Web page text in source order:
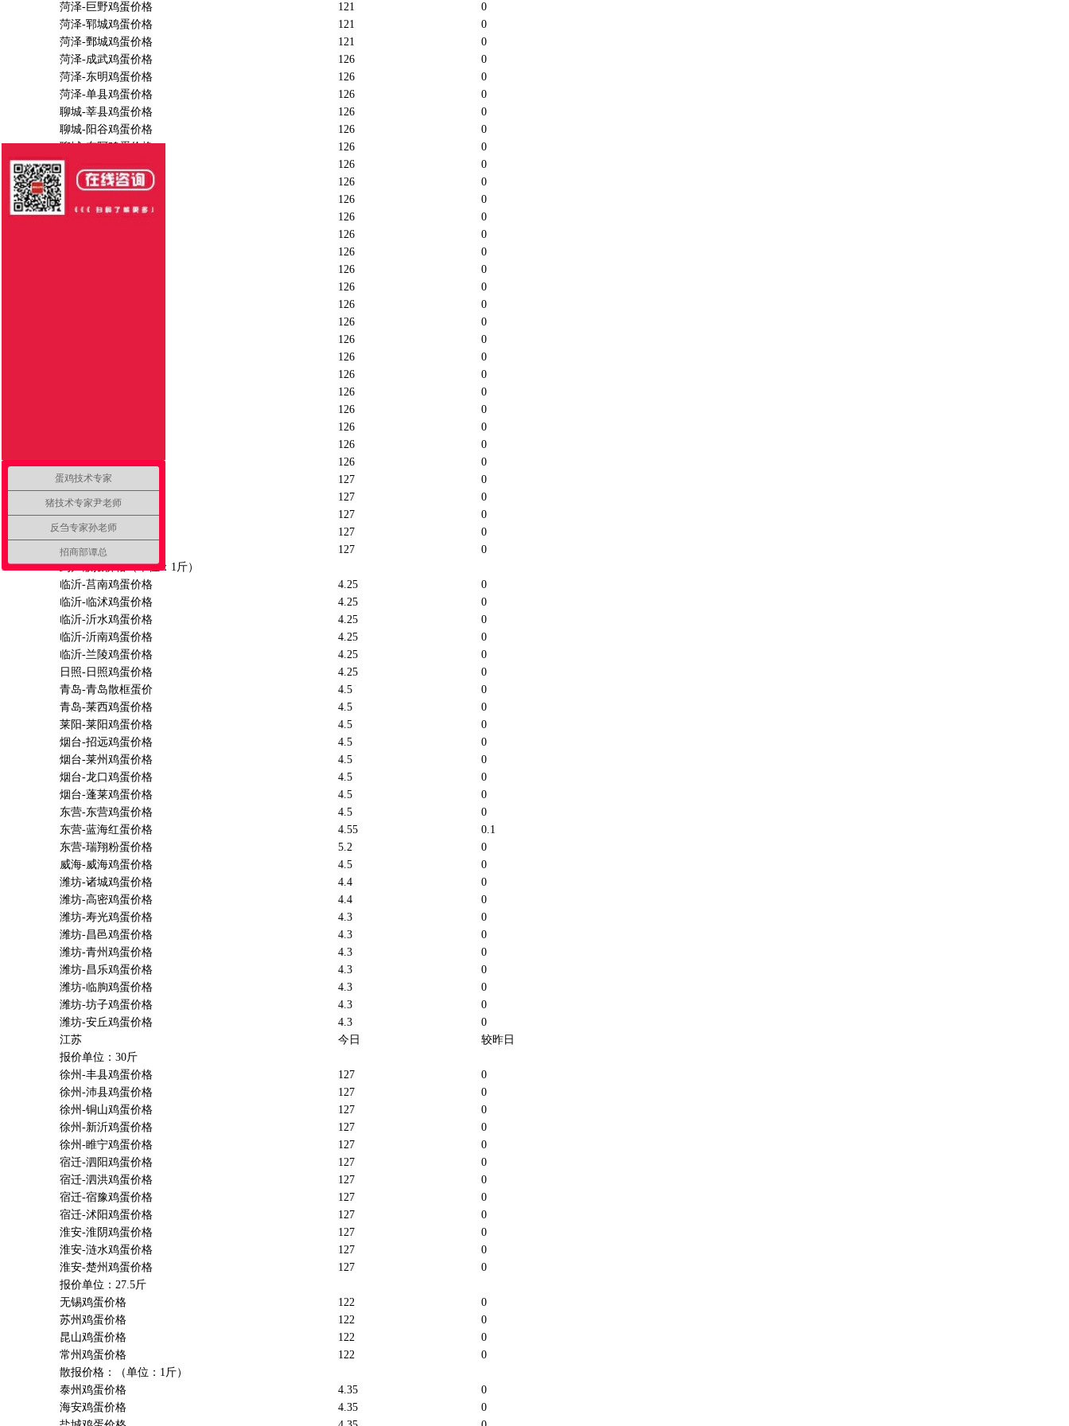
菏泽-巨野鸡蛋价格
121
0
菏泽-郓城鸡蛋价格
121
0
菏泽-鄄城鸡蛋价格
121
0
菏泽-成武鸡蛋价格
126
0
菏泽-东明鸡蛋价格
126
0
菏泽-单县鸡蛋价格
126
0
聊城-莘县鸡蛋价格
126
0
聊城-阳谷鸡蛋价格
126
0
聊城-东阿鸡蛋价格
126
0
聊城-茌平鸡蛋价格
126
0
德州-平原鸡蛋价格
126
0
德州-夏津鸡蛋价格
126
0
德州-德城鸡蛋价格
126
0
126
0
126
0
126
0
126
0
126
0
126
0
126
0
126
0
126
0
126
0
126
0
126
0
126
0
126
0
枣庄-枣庄鸡蛋价格
127
0
枣庄-枣庄周边鸡价
127
0
枣庄-薛城鸡蛋价格
127
0
枣庄-滕州鸡蛋价格
127
0
枣庄-山亭鸡蛋价格
127
0
到户散报价格（单位：1斤）
临沂-莒南鸡蛋价格
4.25
0
临沂-临沭鸡蛋价格
4.25
0
临沂-沂水鸡蛋价格
4.25
0
临沂-沂南鸡蛋价格
4.25
0
临沂-兰陵鸡蛋价格
4.25
0
日照-日照鸡蛋价格
4.25
0
青岛-青岛散框蛋价
4.5
0
青岛-莱西鸡蛋价格
4.5
0
莱阳-莱阳鸡蛋价格
4.5
0
烟台-招远鸡蛋价格
4.5
0
烟台-莱州鸡蛋价格
4.5
0
烟台-龙口鸡蛋价格
4.5
0
烟台-蓬莱鸡蛋价格
4.5
0
东营-东营鸡蛋价格
4.5
0
东营-蓝海红蛋价格
4.55
0.1
东营-瑞翔粉蛋价格
5.2
0
威海-威海鸡蛋价格
4.5
0
潍坊-诸城鸡蛋价格
4.4
0
潍坊-高密鸡蛋价格
4.4
0
潍坊-寿光鸡蛋价格
4.3
0
潍坊-昌邑鸡蛋价格
4.3
0
潍坊-青州鸡蛋价格
4.3
0
潍坊-昌乐鸡蛋价格
4.3
0
潍坊-临朐鸡蛋价格
4.3
0
潍坊-坊子鸡蛋价格
4.3
0
潍坊-安丘鸡蛋价格
4.3
0
江苏
今日
较昨日
报价单位：30斤
徐州-丰县鸡蛋价格
127
0
徐州-沛县鸡蛋价格
127
0
徐州-铜山鸡蛋价格
127
0
徐州-新沂鸡蛋价格
127
0
徐州-睢宁鸡蛋价格
127
0
宿迁-泗阳鸡蛋价格
127
0
宿迁-泗洪鸡蛋价格
127
0
宿迁-宿豫鸡蛋价格
127
0
宿迁-沭阳鸡蛋价格
127
0
淮安-淮阴鸡蛋价格
127
0
淮安-涟水鸡蛋价格
127
0
淮安-楚州鸡蛋价格
127
0
报价单位：27.5斤
无锡鸡蛋价格
122
0
苏州鸡蛋价格
122
0
昆山鸡蛋价格
122
0
常州鸡蛋价格
122
0
散报价格：（单位：1斤）
泰州鸡蛋价格
4.35
0
海安鸡蛋价格
4.35
0
蛋鸡技术专家
猪技术专家尹老师
反刍专家孙老师
招商部谭总